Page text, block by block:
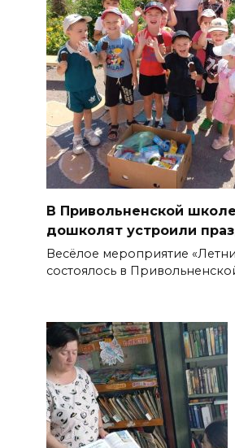
В Привольненской
дошколят устроили
Весёлое мероприятие
состоялось в